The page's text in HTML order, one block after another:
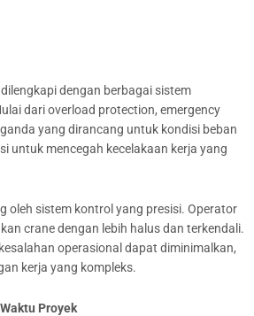
dengan berbagai sistem
dari overload protection, emergency
yang dirancang untuk kondisi beban
untuk mencegah kecelakaan kerja yang
oleh sistem kontrol yang presisi. Operator
crane dengan lebih halus dan terkendali.
operasional dapat diminimalkan,
kerja yang kompleks.
Proyek